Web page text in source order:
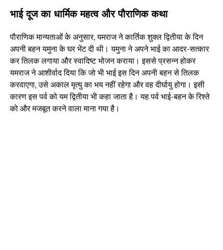
भाई दूज का धार्मिक महत्व और पौराणिक कथा
पौराणिक मान्यताओं के अनुसार, यमराज ने कार्तिक शुक्ल द्वितीया के दिन
अपनी बहन यमुना के घर भेंट दी थी। यमुना ने अपने भाई का आदर-सत्कार
कर तिलक लगाया और स्वादिष्ट भोजन कराया। इससे प्रसन्न होकर
यमराज ने आशीर्वाद दिया कि जो भी भाई इस दिन अपनी बहन से तिलक
करवाएगा, उसे अकाल मृत्यु का भय नहीं रहेगा और वह दीर्घायु होगा। इसी
कारण इस पर्व को यम द्वितीया भी कहा जाता है। यह पर्व भाई-बहन के रिश्ते
को और मजबूत करने वाला माना गया है।